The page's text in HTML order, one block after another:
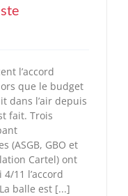
l’accord
que le budget
dans l’air depuis
fait. Trois
(ASGB, GBO et
Cartel) ont
11 l’accord
balle est [...]